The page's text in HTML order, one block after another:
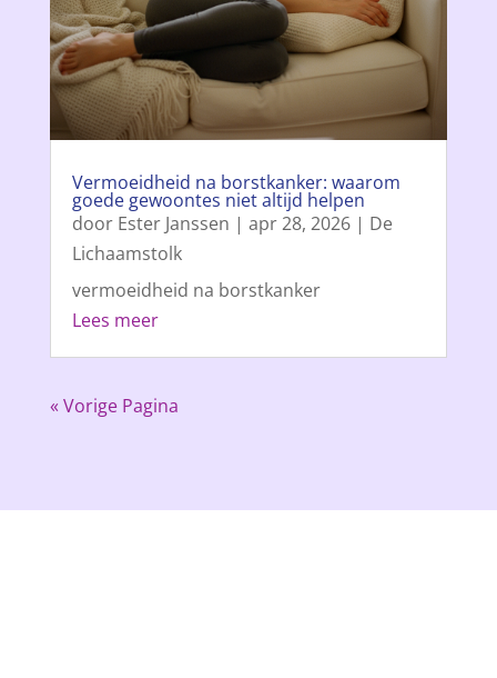
Vermoeidheid na borstkanker: waarom
goede gewoontes niet altijd helpen
door Ester Janssen | apr 28, 2026| De
Lichaamstolk
vermoeidheid na borstkanker
Lees meer
« Vorige Pagina